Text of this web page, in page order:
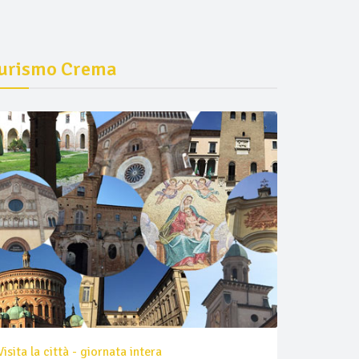
Crema
la città - giornata intera